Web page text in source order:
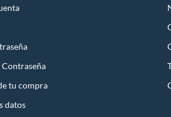
tu compra
datos